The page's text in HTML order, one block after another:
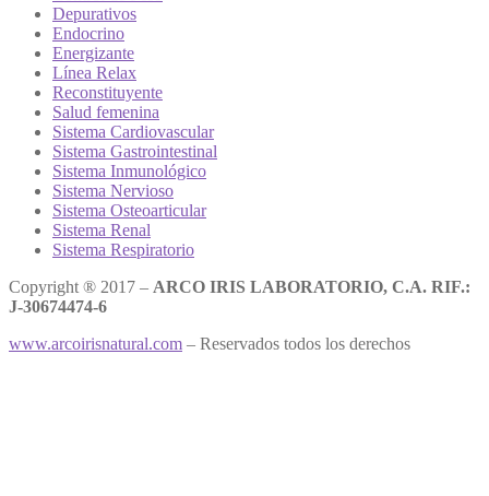
Depurativos
Endocrino
Energizante
Línea Relax
Reconstituyente
Salud femenina
Sistema Cardiovascular
Sistema Gastrointestinal
Sistema Inmunológico
Sistema Nervioso
Sistema Osteoarticular
Sistema Renal
Sistema Respiratorio
Copyright ® 2017 – ARCO IRIS LABORATORIO, C.A. RIF.:
J-30674474-6
www.arcoirisnatural.com – Reservados todos los derechos